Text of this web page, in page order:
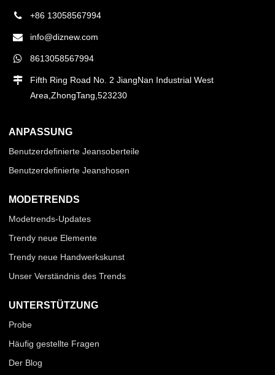
+86 13058567994
info@diznew.com
8613058567994
Fifth Ring Road No. 2 JiangNan Industrial West
Area,ZhongTang,523230
ANPASSUNG
Benutzerdefinierte Jeansoberteile
Benutzerdefinierte Jeanshosen
MODETRENDS
Modetrends-Updates
Trendy neue Elemente
Trendy neue Handwerkskunst
Unser Verständnis des Trends
UNTERSTÜTZUNG
Probe
Häufig gestellte Fragen
Der Blog